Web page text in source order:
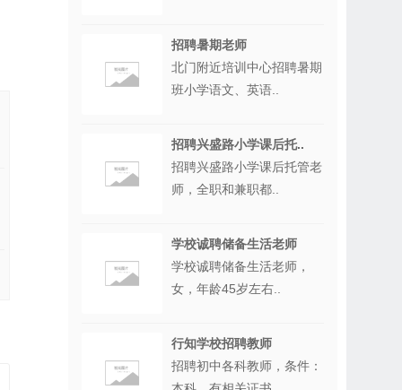
招聘暑期老师
北门附近培训中心招聘暑期
班小学语文、英语..
招聘兴盛路小学课后托..
招聘兴盛路小学课后托管老
师，全职和兼职都..
学校诚聘储备生活老师
学校诚聘储备生活老师，
女，年龄45岁左右..
行知学校招聘教师
招聘初中各科教师，条件：